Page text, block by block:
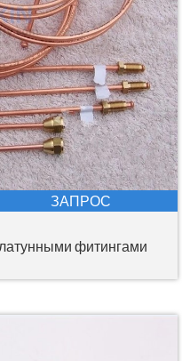
ЗАПРОС
фитингами